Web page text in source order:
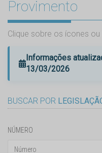
Provimento
Clique sobre os ícones
Informações
13/03/2026
BUSCAR POR
NÚMERO